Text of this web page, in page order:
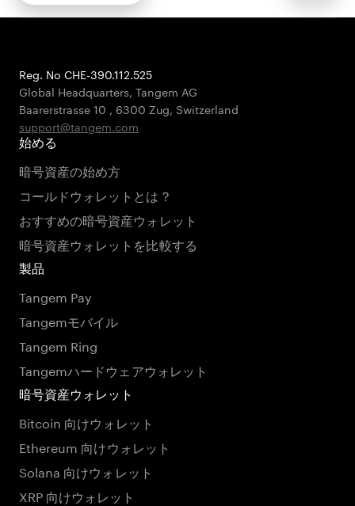
Reg. No CHE-390.112.525
Global Headquarters, Tangem AG
Baarerstrasse 10 , 6300 Zug, Switzerland
support@tangem.com
始める
暗号資産の始め方
コールドウォレットとは？
おすすめの暗号資産ウォレット
暗号資産ウォレットを比較する
製品
Tangem Pay
Tangemモバイル
Tangem Ring
Tangemハードウェアウォレット
暗号資産ウォレット
Bitcoin 向けウォレット
Ethereum 向けウォレット
Solana 向けウォレット
XRP 向けウォレット